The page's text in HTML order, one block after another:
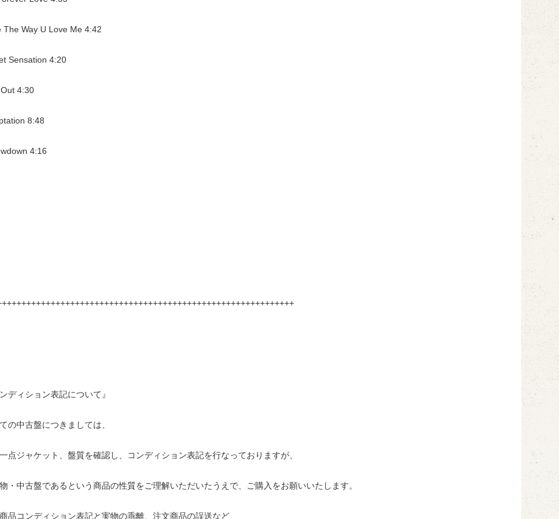
The Way U Love Me 4:42
Sensation 4:20
4:30
8:48
4:16
ンディション表記について』
の中古盤につきましては、
点ジャケット、盤質を確認し、コンディション表記を行なっておりますが、
・中古盤であるという商品の性質をご理解いただいたうえで、ご購入をお願いいたします。
品コンディション表記と実物の乖離、注文商品の誤送など